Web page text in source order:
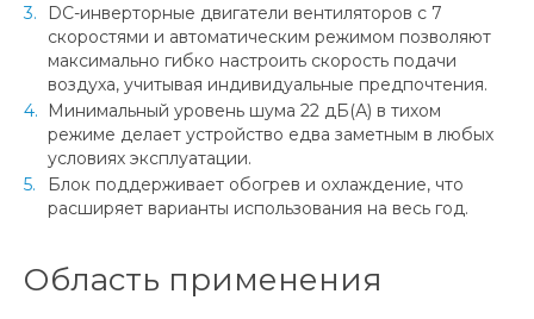
DC-инверторные двигатели вентиляторов с 7
скоростями и автоматическим режимом позволяют
максимально гибко настроить скорость подачи
воздуха, учитывая индивидуальные предпочтения.
Минимальный уровень шума 22 дБ(А) в тихом
режиме делает устройство едва заметным в любых
условиях эксплуатации.
Блок поддерживает обогрев и охлаждение, что
расширяет варианты использования на весь год.
Область применения